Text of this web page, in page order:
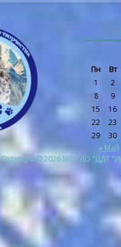
Пн
Вт
1
2
8
9
15
16
22
23
29
30
« Май
Copyright © 2026 МБУ ДО "ЦДТ